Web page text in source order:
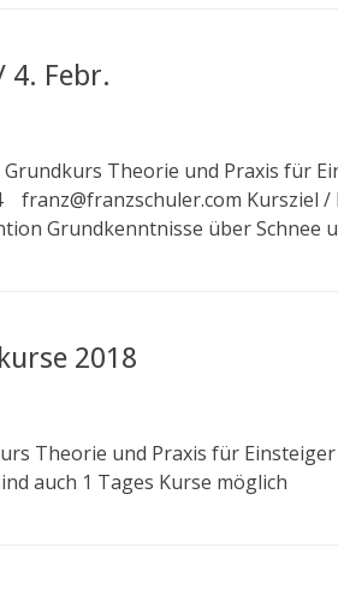
4. Febr.
Grundkurs Theorie und Praxis für
Kursziel /
Grundkenntnisse über Schnee
2018
Theorie und Praxis für
auch 1 Tages Kurse möglich